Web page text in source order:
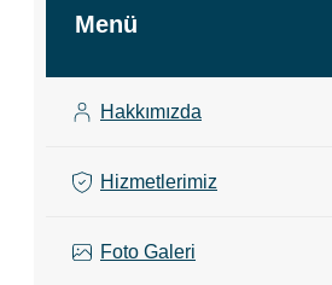
Menü
Hakkımızda
Hizmetlerimiz
Foto Galeri